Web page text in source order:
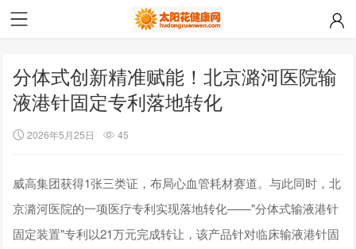
分体式创新精准赋能！北京潞河医院输
液港针固定专利落地转化
2026年5月25日 45
威高集团获得1张三类证，布局心血管耗材赛道。与此同时，北
京潞河医院的一项医疗专利实现落地转化——"分体式输液港针
固定装置"专利以21万元完成转让，该产品针对临床输液港针固